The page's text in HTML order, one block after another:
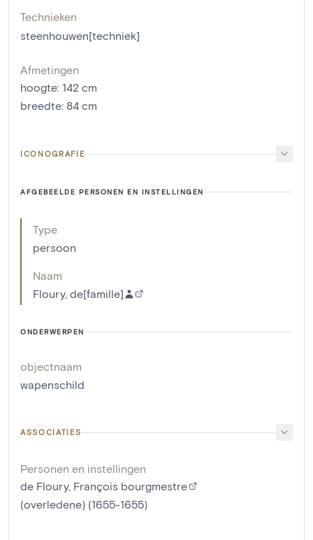
Technieken
steenhouwen[techniek]
Afmetingen
hoogte: 142 cm
breedte: 84 cm
ICONOGRAFIE
AFGEBEELDE PERSONEN EN INSTELLINGEN
Type
persoon
Naam
Floury, de[famille]
ONDERWERPEN
objectnaam
wapenschild
ASSOCIATIES
Personen en instellingen
de Floury, François bourgmestre
(overledene) (1655-1655)